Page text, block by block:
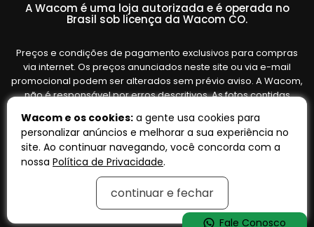
A Wacom é uma loja autorizada e é operada no
Brasil sob licença da Wacom CO.
Preços e condições de pagamento exclusivos para compras
via internet. Os preços anunciados neste site ou via e-mail
promocional podem ser alterados sem prévio aviso. A Wacom,
não é responsável por erros descritivos. As fotos contidas
variar de acordo com o fornecedor/lote do fabricante. Ofertas
válidas até o término de nossos estoques. Vendas sujeitas à
análise e confirmação de dados.
OpenK
Wacom e os cookies: a gente usa cookies para
personalizar anúncios e melhorar a sua experiência no
site. Ao continuar navegando, você concorda com a
nossa Política de Privacidade.
continuar e fechar
Fale Conosco